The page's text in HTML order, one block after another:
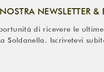
NEWSLETTER
di ricevere le
Soldanella. Iscrivetevi